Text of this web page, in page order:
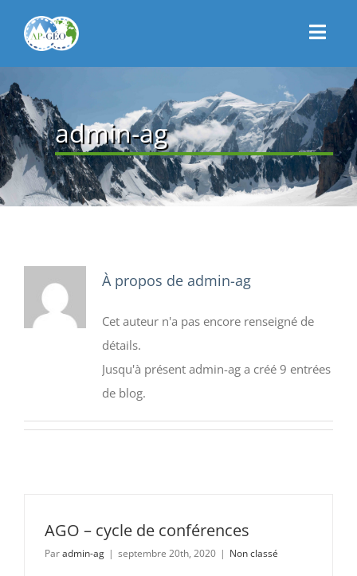
ACCUEIL
PRÉSENTATION
ACTUALITÉS
admin-ag
À propos de admin-ag
Cet auteur n'a pas encore renseigné de
détails.
Jusqu'à présent admin-ag a créé 9 entrées
de blog.
AGO – cycle de conférences
Paradmin-ag | septembre 20th, 2020 | Non classé